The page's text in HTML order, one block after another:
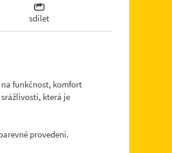
sdílet
funkčnost, komfort
která je
provedení.